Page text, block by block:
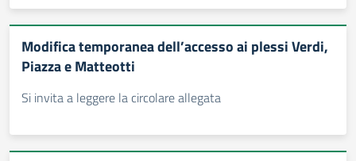
Modifica temporanea dell’accesso ai plessi Verdi,
Piazza e Matteotti
Si invita a leggere la circolare allegata